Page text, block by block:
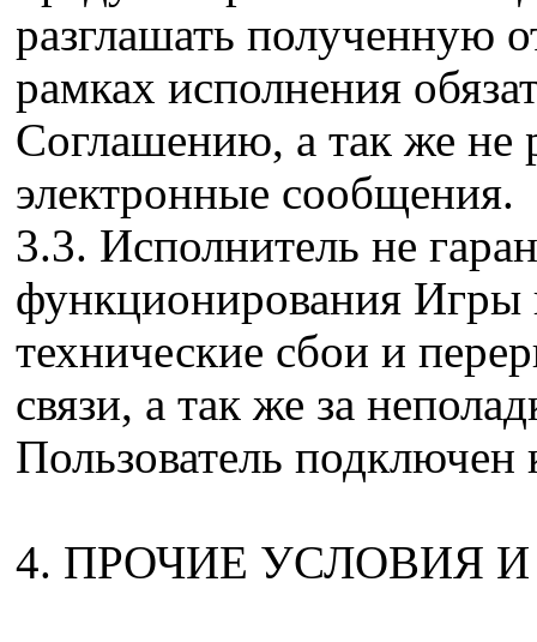
разглашать полученную
рамках исполнения
Соглашению, а так же не
электронные сообщения.
3.3. Исполнитель не
функционирования Игры
технические сбои и
связи, а так же за
Пользователь подключен
4. ПРОЧИЕ УСЛОВИЯ